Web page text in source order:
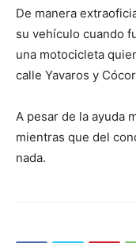
De manera
su vehículo cuando
una motocicleta
calle Yavaros y
A pesar de la ayuda
mientras que del
nada.